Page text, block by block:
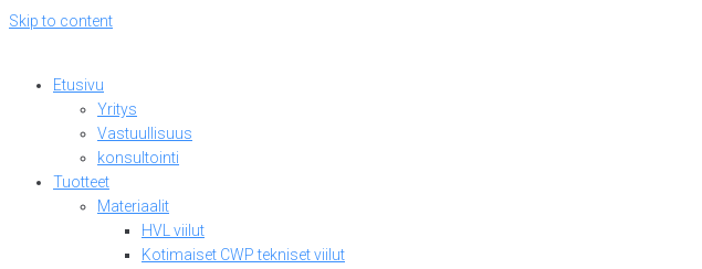
Skip to content
Etusivu
Yritys
Vastuullisuus
konsultointi
Tuotteet
Materiaalit
HVL viilut
Kotimaiset CWP tekniset viilut